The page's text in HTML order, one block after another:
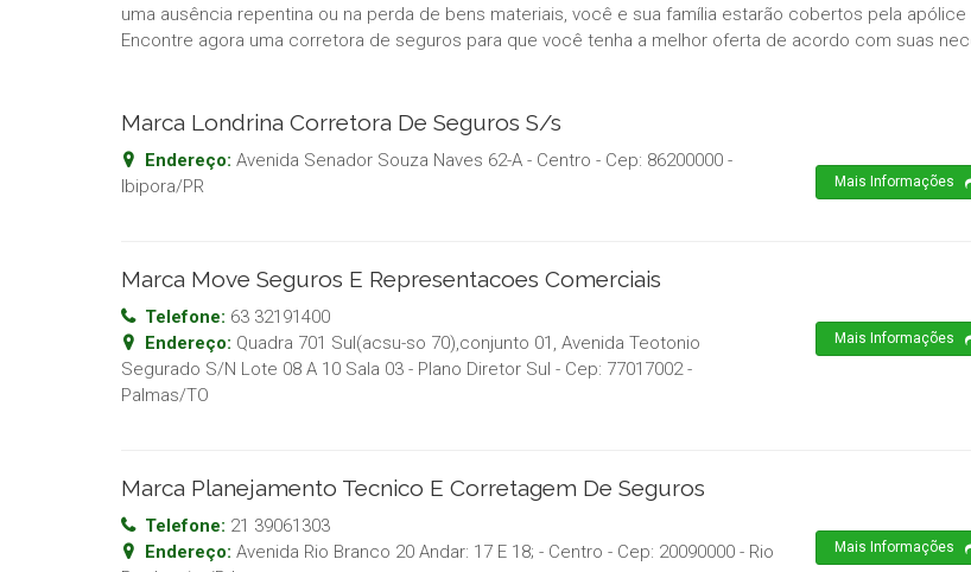
uma ausência repentina ou na perda de bens materiais, você e sua família estarão cobertos pela apólice
Encontre agora uma corretora de seguros para que você tenha a melhor oferta de acordo com suas
Marca Londrina Corretora De Seguros S/s
Endereço: Avenida Senador Souza Naves 62-A - Centro - Cep: 86200000 -
Ibipora/PR Mais Informações
Marca Move Seguros E Representacoes Comerciais
Telefone: 63 32191400
Endereço: Quadra 701 Sul(acsu-so 70),conjunto 01, Avenida Teotonio
Segurado S/N Lote 08 A 10 Sala 03 - Plano Diretor Sul - Cep: 77017002-
Palmas/TO
Mais Informações
Marca Planejamento Tecnico E Corretagem De Seguros
Telefone: 21 39061303
Endereço: Avenida Rio Branco 20 Andar: 17 E 18; - Centro - Cep: 20090000 - Rio
Mais Informações